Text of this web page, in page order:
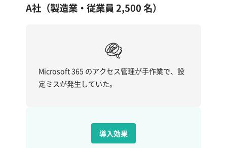
A社（製造業・従業員 2,500 名）
Microsoft 365 のアクセス管理が手作業で、設
定ミスが発生していた。
導入効果